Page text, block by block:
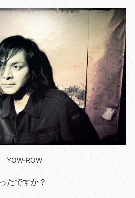
YOW-ROW
たですか？